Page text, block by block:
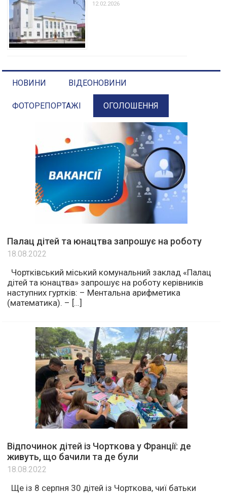
12.02.2026
НОВИНИ ВІДЕОНОВИНИ
ФОТОРЕПОРТАЖІ ОГОЛОШЕННЯ
Палац дітей та юнацтва запрошує на роботу
18.08.2022
Чортківський міський комунальний заклад «Палац
дітей та юнацтва» запрошує на роботу керівників
наступних гуртків: – Ментальна арифметика
(математика). – […]
Відпочинок дітей із Чорткова у Франції: де
живуть, що бачили та де були
18.08.2022
Ще із 8 серпня 30 дітей із Чорткова, чиї батьки